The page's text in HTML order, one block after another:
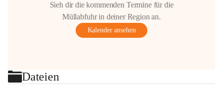
Sieh dir die kommenden Termine für die
Müllabfuhr in deiner Region an.
Kalender ansehen
Dateien